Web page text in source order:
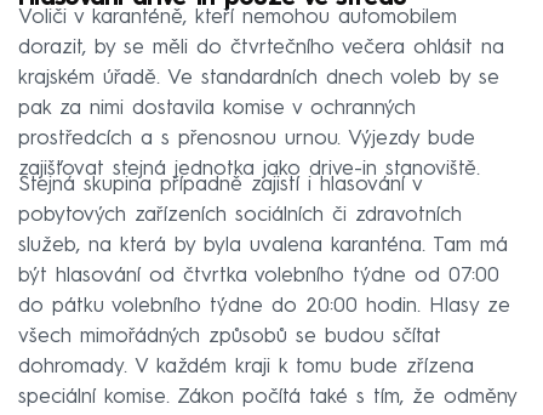
Voliči v karanténě, kteří nemohou automobilem
dorazit, by se měli do čtvrtečního večera ohlásit na
krajském úřadě. Ve standardních dnech voleb by se
pak za nimi dostavila komise v ochranných
prostředcích a s přenosnou urnou. Výjezdy bude
zajišťovat stejná jednotka jako drive-in stanoviště.
Stejná skupina případně zajistí i hlasování v
pobytových zařízeních sociálních či zdravotních
služeb, na která by byla uvalena karanténa. Tam má
být hlasování od čtvrtka volebního týdne od 07:00
do pátku volebního týdne do 20:00 hodin. Hlasy ze
všech mimořádných způsobů se budou sčítat
dohromady. V každém kraji k tomu bude zřízena
speciální komise. Zákon počítá také s tím, že odměny